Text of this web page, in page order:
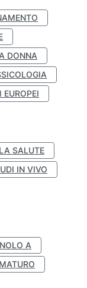
DONNA
EUROPEI
SALUTE
IN VIVO
A